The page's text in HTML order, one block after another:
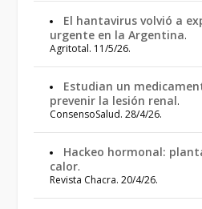
El hantavirus volvió a
urgente en la Argentina.
Agritotal. 11/5/26.
Estudian un
prevenir la lesión renal.
ConsensoSalud. 28/4/26.
Hackeo hormonal:
calor.
Revista Chacra. 20/4/26.